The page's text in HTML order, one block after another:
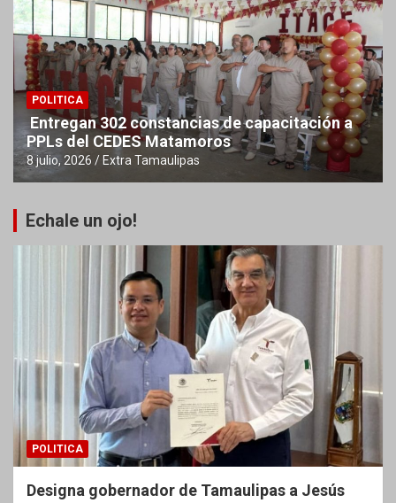
POLITICA
Entregan 302 constancias de capacitación a
PPLs del CEDES Matamoros
8 julio, 2026 Extra Tamaulipas
Echale un ojo!
POLITICA
Designa gobernador de Tamaulipas a Jesús